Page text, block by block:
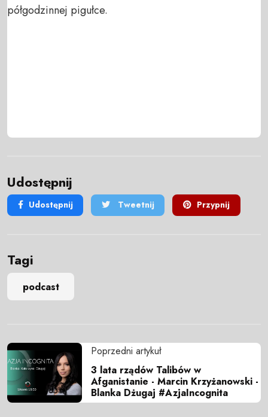
półgodzinnej pigułce.
Udostępnij
Udostępnij Tweetnij Przypnij
Tagi
podcast
Poprzedni artykuł
3 lata rządów Talibów w
Afganistanie - Marcin Krzyżanowski -
Blanka Dżugaj #AzjaIncognita